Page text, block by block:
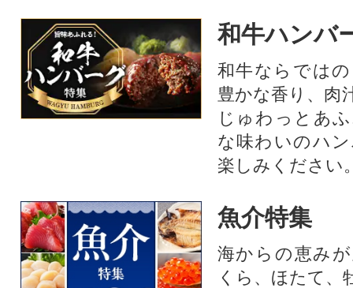
和牛ハンバ
和牛ならでは
豊かな香り、肉
じゅわっとあ
な味わいのハ
楽しみください
魚介特集
海からの恵み
くら、ほたて、